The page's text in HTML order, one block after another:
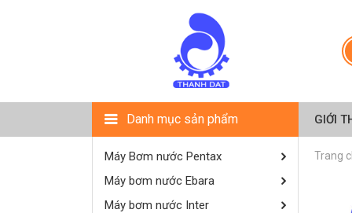
Danh mục sản phẩm GIỚI
Máy Bơm nước Pentax
Máy bơm nước Ebara
Máy bơm nước Inter
Trang